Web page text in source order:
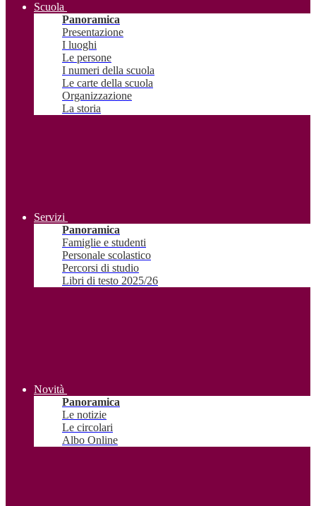
Scuola
Panoramica
Presentazione
I luoghi
Le persone
I numeri della scuola
Le carte della scuola
Organizzazione
La storia
Servizi
Panoramica
Famiglie e studenti
Personale scolastico
Percorsi di studio
Libri di testo 2025/26
Novità
Panoramica
Le notizie
Le circolari
Albo Online